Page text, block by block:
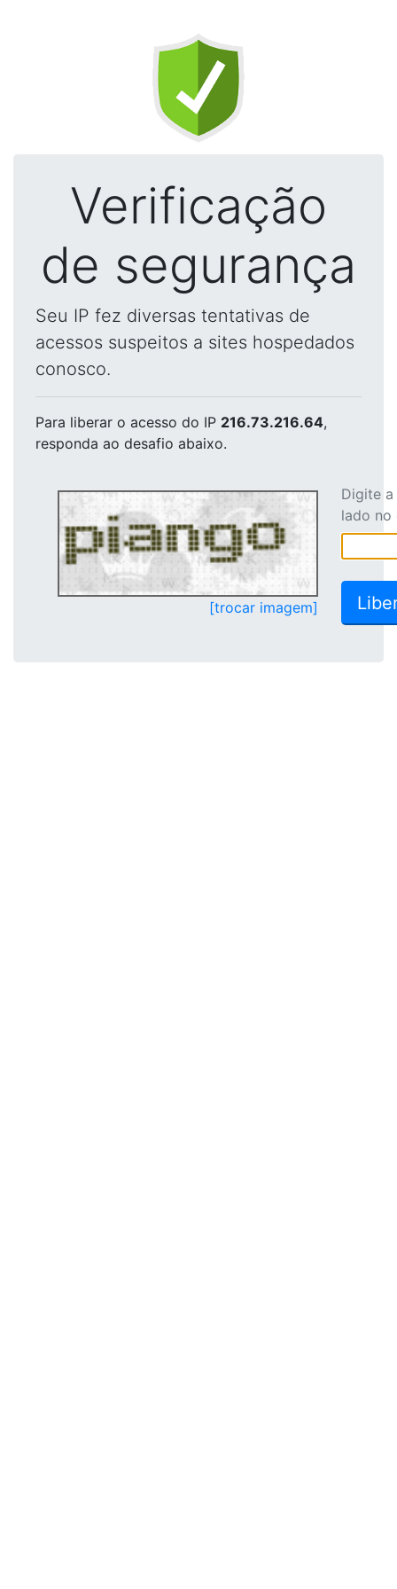
Verificação
de segurança
Seu IP fez diversas tentativas de
acessos suspeitos a sites hospedados
conosco.
Para liberar o acesso do IP 216.73.216.64,
responda ao desafio abaixo.
[trocar imagem]
Digite
lado no